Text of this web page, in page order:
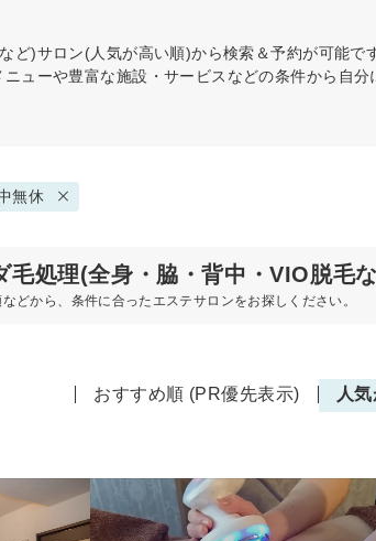
ど)サロン(人気が高い順)から検索＆予約が可能で
ューや豊富な施設・サービスなどの条件から自
無休
毛処理(全身・脇・背中・VIO脱毛
どから、条件に合ったエステサロンをお探しください。
おすすめ順 (PR優先表示) 人